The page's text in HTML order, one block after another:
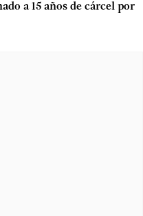
a 15 años de cárcel por